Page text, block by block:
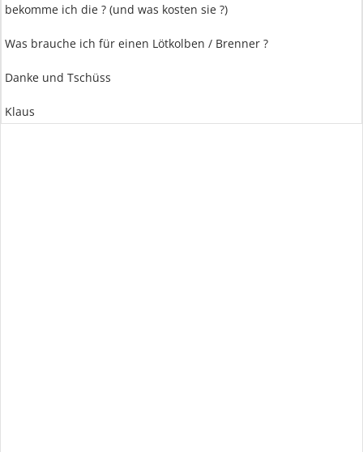
bekomme ich die ? (und was kosten sie ?)
Was brauche ich für einen Lötkolben / Brenner ?
Danke und Tschüss
Klaus